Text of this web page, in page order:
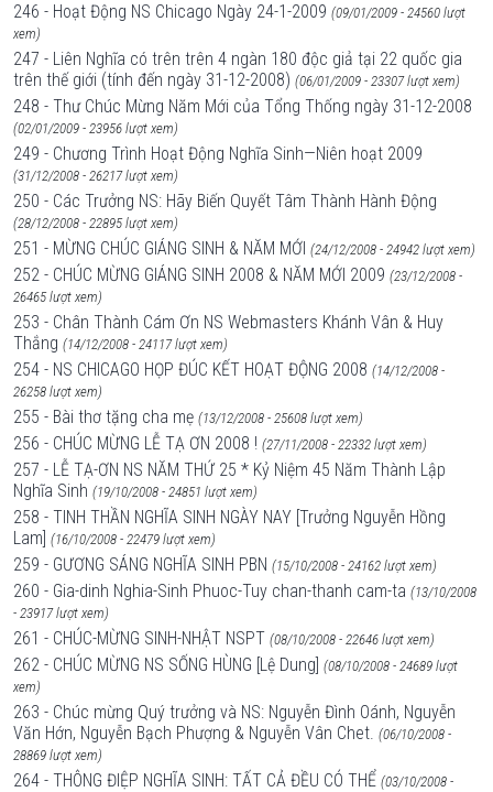
246 - Hoạt Động NS Chicago Ngày 24-1-2009 (09/01/2009 - 24560 lượt
xem)
247 - Liên Nghĩa có trên trên 4 ngàn 180 độc giả tại 22 quốc gia
trên thế giới (tính đến ngày 31-12-2008) (06/01/2009 - 23307 lượt xem)
248 - Thư Chúc Mừng Năm Mới của Tổng Thống ngày 31-12-2008
(02/01/2009 - 23956 lượt xem)
249 - Chương Trình Hoạt Động Nghĩa Sinh—Niên hoạt 2009
(31/12/2008 - 26217 lượt xem)
250 - Các Trưởng NS: Hãy Biến Quyết Tâm Thành Hành Động
(28/12/2008 - 22895 lượt xem)
251 - MỪNG CHÚC GIÁNG SINH & NĂM MỚI (24/12/2008 - 24942 lượt xem)
252 - CHÚC MỪNG GIÁNG SINH 2008 & NĂM MỚI 2009 (23/12/2008 -
26465 lượt xem)
253 - Chân Thành Cám Ơn NS Webmasters Khánh Vân & Huy
Thắng (14/12/2008 - 24117 lượt xem)
254 - NS CHICAGO HỌP ĐÚC KẾT HOẠT ĐỘNG 2008 (14/12/2008 -
26258 lượt xem)
255 - Bài thơ tặng cha mẹ (13/12/2008 - 25608 lượt xem)
256 - CHÚC MỪNG LỄ TẠ ƠN 2008 ! (27/11/2008 - 22332 lượt xem)
257 - LỄ TẠ-ƠN NS NĂM THỨ 25 * Kỷ Niệm 45 Năm Thành Lập
Nghĩa Sinh (19/10/2008 - 24851 lượt xem)
258 - TINH THẦN NGHĨA SINH NGÀY NAY [Trưởng Nguyễn Hồng
Lam] (16/10/2008 - 22479 lượt xem)
259 - GƯƠNG SÁNG NGHĨA SINH PBN (15/10/2008 - 24162 lượt xem)
260 - Gia-dinh Nghia-Sinh Phuoc-Tuy chan-thanh cam-ta (13/10/2008
- 23917 lượt xem)
261 - CHÚC-MỪNG SINH-NHẬT NSPT (08/10/2008 - 22646 lượt xem)
262 - CHÚC MỪNG NS SỐNG HÙNG [Lệ Dung] (08/10/2008 - 24689 lượt
xem)
263 - Chúc mừng Quý trưởng và NS: Nguyễn Đình Oánh, Nguyễn
Văn Hớn, Nguyễn Bạch Phượng & Nguyễn Vân Chet. (06/10/2008 -
28869 lượt xem)
264 - THÔNG ĐIỆP NGHĨA SINH: TẤT CẢ ĐỀU CÓ THỂ (03/10/2008 -